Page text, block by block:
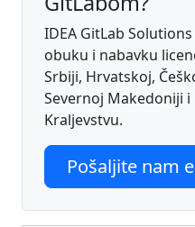
IDEA GitLab
obuku i nabavku
Srbiji, Hrvatskoj,
Severnoj Makedoniji
Kraljevstvu.
Pošaljite nam